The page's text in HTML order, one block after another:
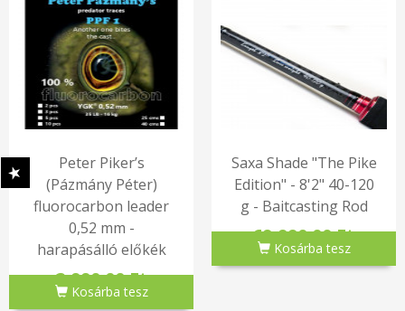
Peter Piker’s
(Pázmány Péter)
fluorocarbon leader
0,52 mm -
harapásálló előkék
2,990.00 Ft
Kosárba tesz
Saxa Shade "The Pike
Edition" - 8'2" 40-120
g - Baitcasting Rod
69,990.00 Ft
Kosárba tesz